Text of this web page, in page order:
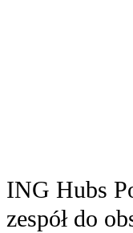
ING Hubs
zespół do